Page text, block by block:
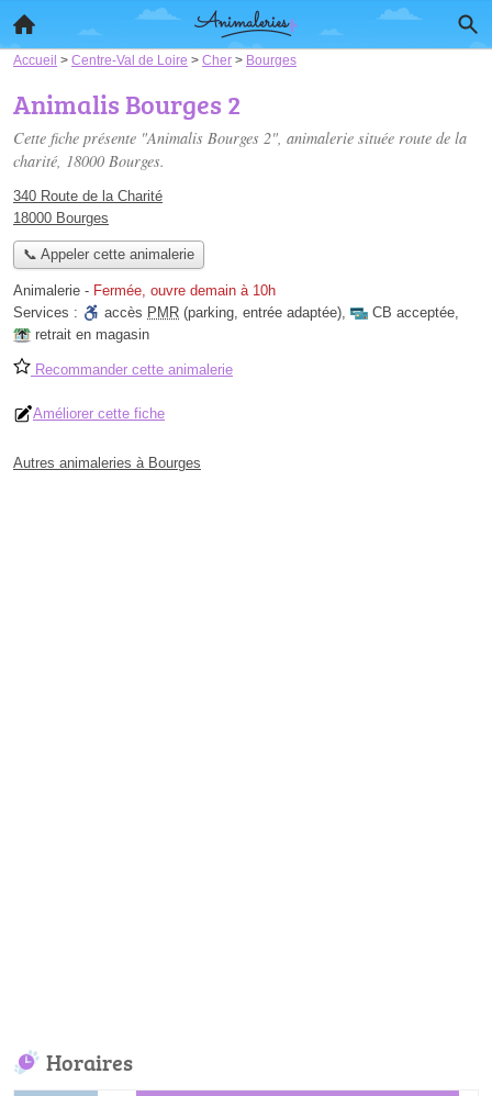
Accueil > Centre-Val de Loire > Cher > Bourges
Animalis Bourges 2
Cette fiche présente "Animalis Bourges 2", animalerie située route de la
charité, 18000 Bourges.
340 Route de la Charité
18000 Bourges
📞 Appeler cette animalerie
Animalerie - Fermée, ouvre demain à 10h
Services :
accès PMR (parking, entrée adaptée), CB acceptée,
retrait en magasin
Recommander cette animalerie
Améliorer cette fiche
Autres animaleries à Bourges
Horaires